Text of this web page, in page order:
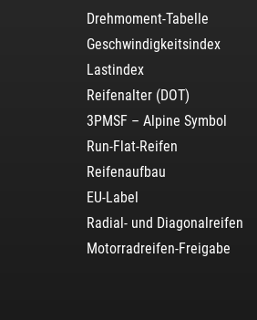
Drehmoment-Tabelle
Geschwindigkeitsindex
Lastindex
Reifenalter (DOT)
3PMSF – Alpine Symbol
Run-Flat-Reifen
Reifenaufbau
EU-Label
Radial- und Diagonalreifen
Motorradreifen-Freigabe